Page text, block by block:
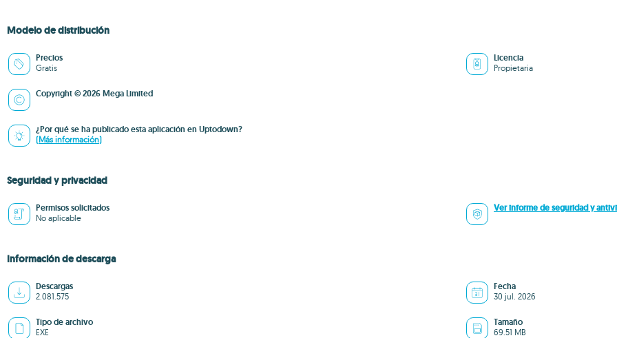
Modelo de distribución
Precios
Gratis
Licencia
Propietaria
Copyright © 2026 Mega Limited
¿Por qué se ha publicado esta aplicación en Uptodown?
(Más información)
Seguridad y privacidad
Permisos solicitados
No aplicable
Ver informe de seguridad y
Información de descarga
Descargas
2.081.575
Fecha
30 jul. 2026
Tipo de archivo
EXE
Tamaño
69.51 MB